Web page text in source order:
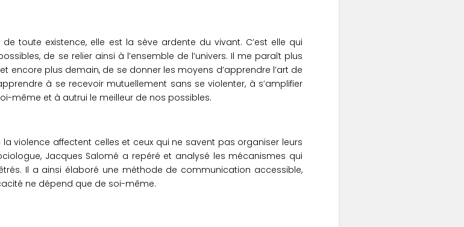
toute existence, elle est la sève ardente du vivant. C’est elle qui
de se relier ainsi à l’ensemble de l’univers. Il me paraît plus
encore plus demain, de se donner les moyens d’apprendre l’art de
à se recevoir mutuellement sans se violenter, à s’amplifier
même et à autrui le meilleur de nos possibles.
violence affectent celles et ceux qui ne savent pas organiser leurs
Jacques Salomé a repéré et analysé les mécanismes qui
Il a ainsi élaboré une méthode de communication accessible,
ne dépend que de soi-même.